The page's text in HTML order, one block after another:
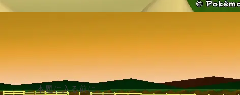
本題に入る前に、